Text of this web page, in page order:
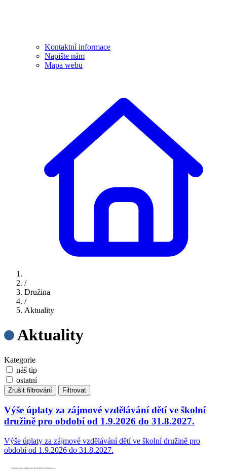
Kontaktní informace
Napište nám
Mapa webu
/
Družina
/
Aktuality
Aktuality
Kategorie
náš tip
ostatní
Zrušit filtrování Filtrovat
Výše úplaty za zájmové vzdělávání dětí ve školní
družině pro období od 1.9.2026 do 31.8.2027.
Výše úplaty za zájmové vzdělávání dětí ve školní družině pro
období od 1.9.2026 do 31.8.2027.